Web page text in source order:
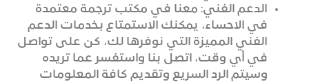
الدعم الفني: معنا في مكتب ترجمة معتمدة
في الاحساء، يمكنك الاستمتاع بخدمات الدعم
الفني المميزة التي نوفرها لك، كن على تواصل
في أي وقت، اتصل بنا واستفسر عما تريده
وسيتم الرد السريع وتقديم كافة المعلومات